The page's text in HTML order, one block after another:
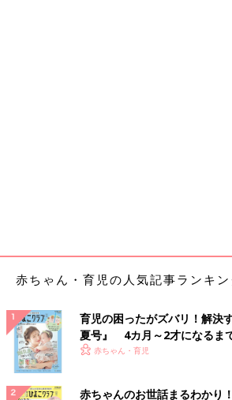
赤ちゃん・育児の人気記事ランキン
育児の困ったがズバリ！解決
夏号』 4カ月～2才になるま
いっぱい！
赤ちゃん・育児
赤ちゃんのお世話まるわかり